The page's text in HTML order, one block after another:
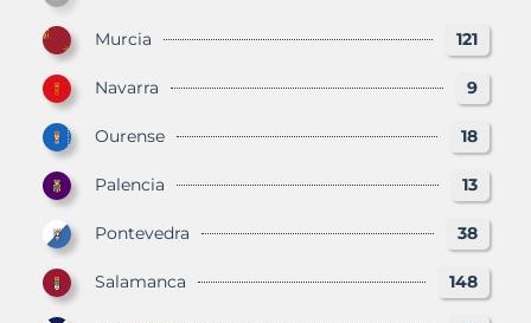
Murcia 121
Navarra 9
Ourense 18
Palencia 13
Pontevedra 38
Salamanca 148